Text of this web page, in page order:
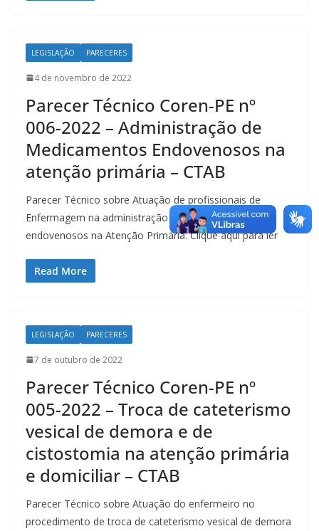
LEGISLAÇÃO PARECERES
4 de novembro de 2022
Parecer Técnico Coren-PE nº
006-2022 – Administração de
Medicamentos Endovenosos na
atenção primária – CTAB
Parecer Técnico sobre Atuação de profissionais de
Enfermagem na administração de medicamentos
endovenosos na Atenção Primária. Clique aqui para ler
Read More
LEGISLAÇÃO PARECERES
7 de outubro de 2022
Parecer Técnico Coren-PE nº
005-2022 – Troca de cateterismo
vesical de demora e de
cistostomia na atenção primária
e domiciliar – CTAB
Parecer Técnico sobre Atuação do enfermeiro no
procedimento de troca de cateterismo vesical de demora